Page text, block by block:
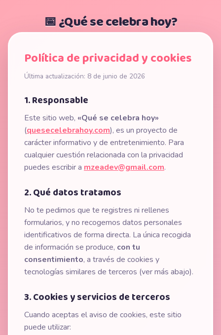
📅 ¿Qué se celebra hoy?
Política de privacidad y cookies
Última actualización: 8 de junio de 2026
1. Responsable
Este sitio web, «Qué se celebra hoy»
(quesecelebrahoy.com), es un proyecto de
carácter informativo y de entretenimiento. Para
cualquier cuestión relacionada con la privacidad
puedes escribir a mzeadev@gmail.com.
2. Qué datos tratamos
No te pedimos que te registres ni rellenes
formularios, y no recogemos datos personales
identificativos de forma directa. La única recogida
de información se produce, con tu
consentimiento, a través de cookies y
tecnologías similares de terceros (ver más abajo).
3. Cookies y servicios de terceros
Cuando aceptas el aviso de cookies, este sitio
puede utilizar: